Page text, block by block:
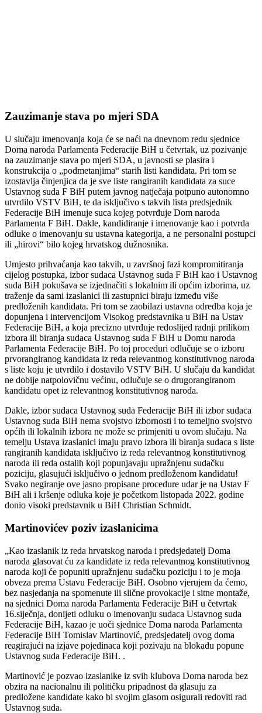
Zauzimanje stava po mjeri SDA
U slučaju imenovanja koja će se naći na dnevnom redu sjednice
Doma naroda Parlamenta Federacije BiH u četvrtak, uz pozivanje
na zauzimanje stava po mjeri SDA, u javnosti se plasira i
konstrukcija o „podmetanjima“ starih listi kandidata. Pri tom se
izostavlja činjenjica da je sve liste rangiranih kandidata za suce
Ustavnog suda F BiH putem javnog natječaja potpuno autonomno
utvrdilo VSTV BiH, te da isključivo s takvih lista predsjednik
Federacije BiH imenuje suca kojeg potvrđuje Dom naroda
Parlamenta F BiH. Dakle, kandidiranje i imenovanje kao i potvrda
odluke o imenovanju su ustavna kategorija, a ne personalni postupci
ili „hirovi“ bilo kojeg hrvatskog dužnosnika.
Umjesto prihvaćanja kao takvih, u završnoj fazi kompromitiranja
cijelog postupka, izbor sudaca Ustavnog suda F BiH kao i Ustavnog
suda BiH pokušava se izjednačiti s lokalnim ili općim izborima, uz
traženje da sami izaslanici ili zastupnici biraju između više
predloženih kandidata. Pri tom se zaobilazi ustavna odredba koja je
dopunjena i intervencijom Visokog predstavnika u BiH na Ustav
Federacije BiH, a koja precizno utvrđuje redoslijed radnji prilikom
izbora ili biranja sudaca Ustavnog suda F BiH u Domu naroda
Parlamenta Federacije BiH. Po toj proceduri odlučuje se o izboru
prvorangiranog kandidata iz reda relevantnog konstitutivnog naroda
s liste koju je utvrdilo i dostavilo VSTV BiH. U slučaju da kandidat
ne dobije natpolovičnu većinu, odlučuje se o drugorangiranom
kandidatu opet iz relevantnog konstitutivnog naroda.
Dakle, izbor sudaca Ustavnog suda Federacije BiH ili izbor sudaca
Ustavnog suda BiH nema svojstvo izbornosti i to temeljno svojstvo
općih ili lokalnih izbora ne može se primjeniti u ovom slučaju. Na
temelju Ustava izaslanici imaju pravo izbora ili biranja sudaca s liste
rangiranih kandidata isključivo iz reda relevantnog konstitutivnog
naroda ili reda ostalih koji popunjavaju upražnjenu sudačku
poziciju, glasujući isključivo o jednom predloženom kandidatu!
Svako negiranje ove jasno propisane procedure udar je na Ustav F
BiH ali i kršenje odluka koje je početkom listopada 2022. godine
donio visoki predstavnik u BiH Christian Schmidt.
Martinovićev poziv izaslanicima
„Kao izaslanik iz reda hrvatskog naroda i predsjedatelj Doma
naroda glasovat ću za kandidate iz reda relevantnog konstitutivnog
naroda koji će popuniti upražnjenu sudačku poziciju i to je moja
obveza prema Ustavu Federacije BiH. Osobno vjerujem da ćemo,
bez nasjedanja na spomenute ili slične provokacije i sitne montaže,
na sjednici Doma naroda Parlamenta Federacije BiH u četvrtak
16.siječnja, donijeti odluku o imenovanju sudaca Ustavnog suda
Federacije BiH, kazao je uoči sjednice Doma naroda Parlamenta
Federacije BiH Tomislav Martinović, predsjedatelj ovog doma
reagirajući na izjave pojedinaca koji pozivaju na blokadu popune
Ustavnog suda Federacije BiH. .
Martinović je pozvao izaslanike iz svih klubova Doma naroda bez
obzira na nacionalnu ili političku pripadnost da glasuju za
predložene kandidate kako bi svojim glasom osigurali redoviti rad
Ustavnog suda.